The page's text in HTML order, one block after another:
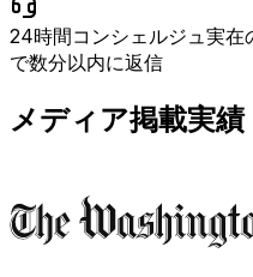
24時間コンシェルジュ実在
で数分以内に返信
メディア掲載実績